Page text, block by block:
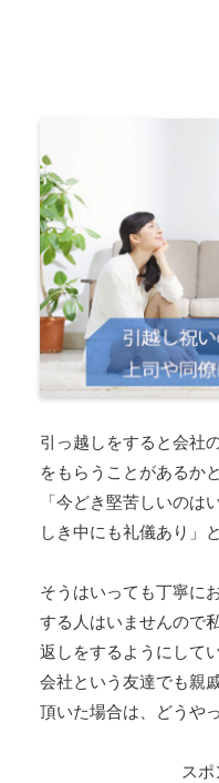
引っ越しをすると会社
をもらうことがあるか
「今どき堅苦しいのは
しき中にも礼儀あり」
そうはいっても丁寧に
する人はいませんので
返しをするようにしてい
会社という友達でも親
頂いた場合は、どうや
ス